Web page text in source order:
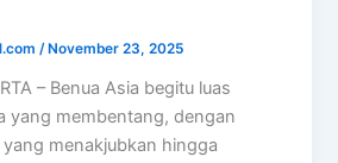
/ November 23, 2025
– Benua Asia begitu luas
yang membentang, dengan
menakjubkan hingga